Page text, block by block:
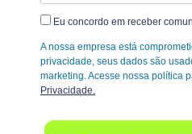
Eu concordo em receber
A nossa empresa está
privacidade, seus dados são
marketing. Acesse nossa política
Privacidade.